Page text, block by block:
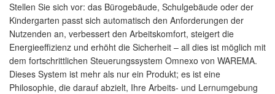
Stellen Sie sich vor: das Bürogebäude, Schulgebäude oder der
Kindergarten passt sich automatisch den Anforderungen der
Nutzenden an, verbessert den Arbeitskomfort, steigert die
Energieeffizienz und erhöht die Sicherheit – all dies ist möglich mit
dem fortschrittlichen Steuerungssystem Omnexo von WAREMA.
Dieses System ist mehr als nur ein Produkt; es ist eine
Philosophie, die darauf abzielt, Ihre Arbeits- und Lernumgebung